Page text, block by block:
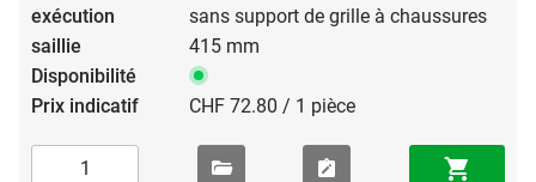
sans support de grille à chaussures
415 mm
CHF 72.80 / 1 pièce